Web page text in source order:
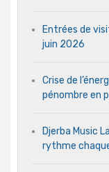
Entrées de
juin 2026
Crise de
pénombre en
Djerba Music
rythme